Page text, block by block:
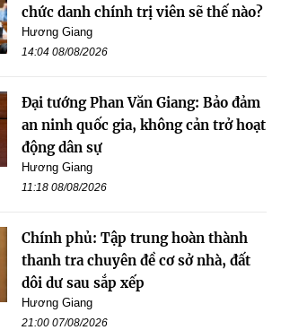
chức danh chính trị viên sẽ thế nào?
Hương Giang
14:04 08/08/2026
Đại tướng Phan Văn Giang: Bảo đảm
an ninh quốc gia, không cản trở hoạt
động dân sự
Hương Giang
11:18 08/08/2026
Chính phủ: Tập trung hoàn thành
thanh tra chuyên đề cơ sở nhà, đất
dôi dư sau sắp xếp
Hương Giang
21:00 07/08/2026